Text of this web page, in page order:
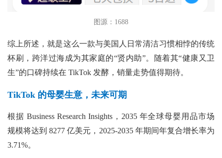
图源：1688
综上所述，就是这么一款与美国人日常清洁习惯相悖的传统
杯刷，跨洋过海成为其家庭的“贤内助”。随着其“健康又卫
生”的口碑持续在 TikTok 发酵，销量走势值得期待。
TikTok 的母婴生意，未来可期
根据 Business Research Insights，2035 年全球母婴用品市场
规模将达到 8277 亿美元，2025-2035 年期间年复合增长率为
3.71%。